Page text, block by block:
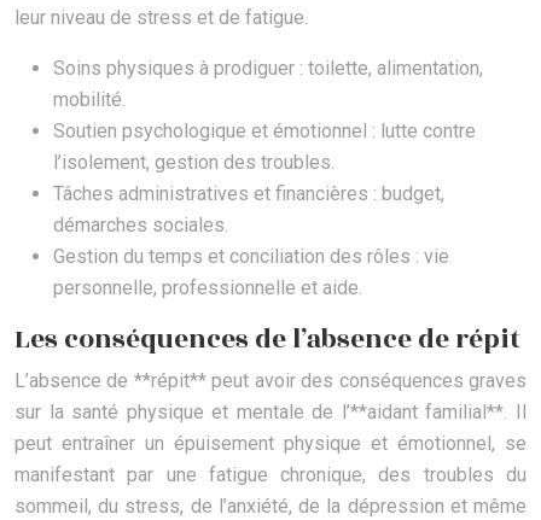
leur niveau de stress et de fatigue.
Soins physiques à prodiguer : toilette, alimentation,
mobilité.
Soutien psychologique et émotionnel : lutte contre
l’isolement, gestion des troubles.
Tâches administratives et financières : budget,
démarches sociales.
Gestion du temps et conciliation des rôles : vie
personnelle, professionnelle et aide.
Les conséquences de l’absence de répit
L’absence de **répit** peut avoir des conséquences graves
sur la santé physique et mentale de l’**aidant familial**. Il
peut entraîner un épuisement physique et émotionnel, se
manifestant par une fatigue chronique, des troubles du
sommeil, du stress, de l’anxiété, de la dépression et même